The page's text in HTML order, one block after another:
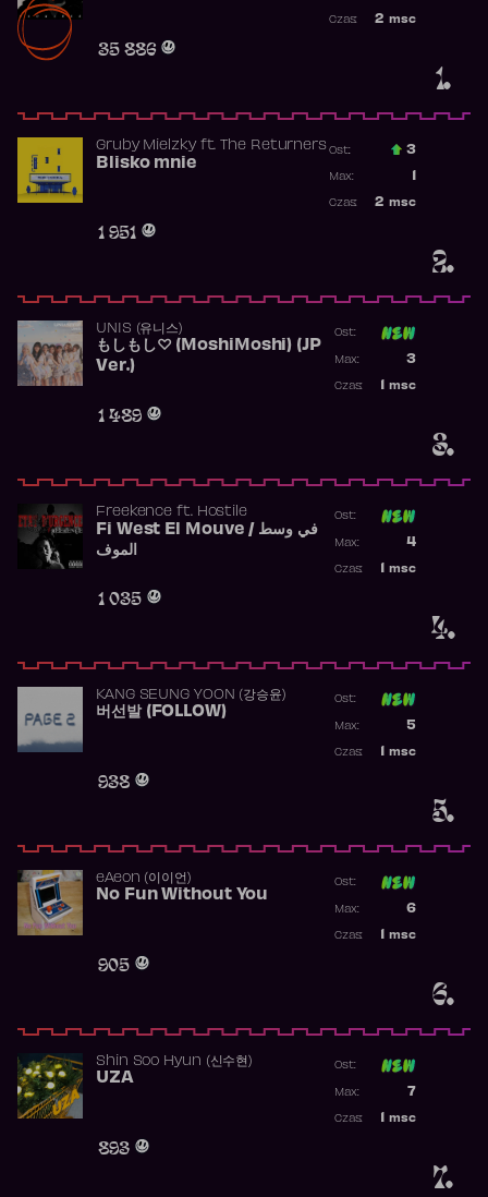
1.
35 886
2 msc
Czas:
2.
Gruby Mielzkyft. The Returners
Blisko mnie
1 951
Ost.: 3
Max:
2 msc
Czas:
3.
UNIS (유니스)
もしもし♡ (MoshiMoshi) (JP
Ver.)
1 489
Ost:
3
Max:
msc
Czas:
4.
Freekence ft. Hostile
Fi West El Mouve / في وسط
الموف
1 035
Ost:
4
Max:
msc
Czas:
5.
KANG SEUNG YOON (강승윤)
버선발 (FOLLOW)
938
Ost:
5
Max:
msc
Czas:
6.
​eAeon (이이언)
No Fun Without You
905
Ost:
6
Max:
msc
Czas:
7.
Shin Soo Hyun (신수현)
UZA
893
Ost:
7
Max:
msc
Czas: